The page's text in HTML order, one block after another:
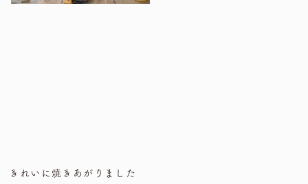
きれいに焼きあがりました